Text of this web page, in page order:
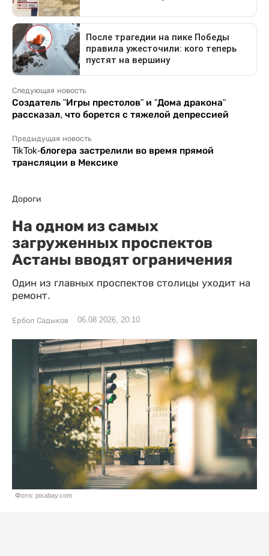
Следующая новость
Создатель "Игры престолов" и "Дома дракона"
рассказал, что борется с тяжелой депрессией
Предыдущая новость
TikTok-блогера застрелили во время прямой
трансляции в Мексике
Дороги
На одном из самых
загруженных проспектов
Астаны вводят ограничения
Один из главных проспектов столицы уходит на
ремонт.
Ербол Садыков 06.08.2026, 20:10
Фото: pixabay.com